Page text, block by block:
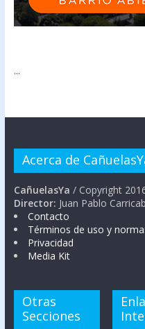
...
Acerca de
CañuelasYa / Copyright
Director: Juan Pablo
Contacto
Términos de uso y
Privacidad
Media Kit
Otras
Secciones